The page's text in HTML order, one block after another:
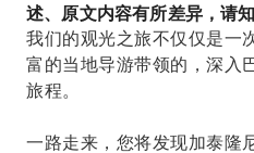
述、原文内容有所差异，请知
我们的观光之旅不仅仅是一
富的当地导游带领的，深入
旅程。
一路走来，您将发现加泰隆